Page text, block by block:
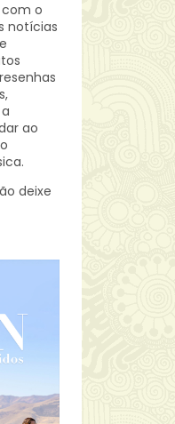
com o
notícias
ao
deixe